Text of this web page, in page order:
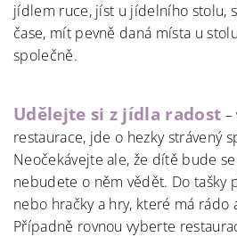
jídlem ruce, jíst u jídelního stolu,
čase, mít pevně daná místa u
společně.
Udělejte si z jídla radost –
restaurace, jde o hezky strávený
Neočekávejte ale, že dítě bude
nebudete o něm vědět. Do tašky
nebo hračky a hry, které má rádo
Případně rovnou vyberte